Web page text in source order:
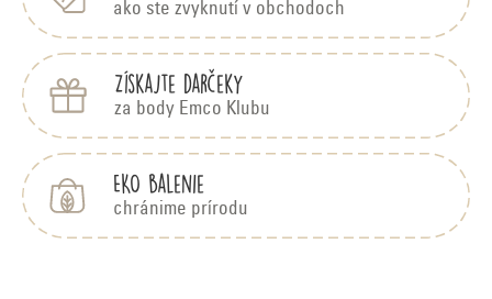
i
e
p
r
k
ako ste zvyknutí v obchodoch
Získajte darčeky
za body Emco Klubu
EKO balenie
chránime prírodu